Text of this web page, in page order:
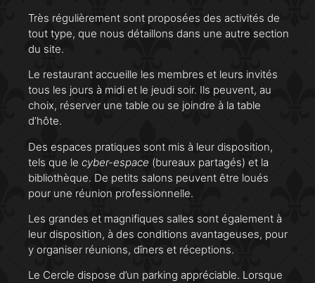
Très régulièrement sont proposées des activités de
tout type, que nous détaillons dans une autre section
du site.
Le restaurant accueille les membres et leurs invités
tous les jours à midi et le jeudi soir. Ils peuvent, au
choix, réserver une table ou se joindre à la table
d’hôte.
Des espaces pratiques sont mis à leur disposition,
tels que le cyber-espace (bureaux partagés) et la
bibliothèque. De petits salons peuvent être loués
pour une réunion professionnelle.
Les grandes et magnifiques salles sont également à
leur disposition, à des conditions avantageuses, pour
y organiser réunions, dîners et réceptions.
Le Cercle dispose d’un parking appréciable. Lorsque